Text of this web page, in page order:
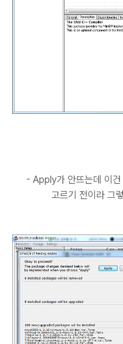
- Apply가 안뜨는데 이
고르기 전이라 그